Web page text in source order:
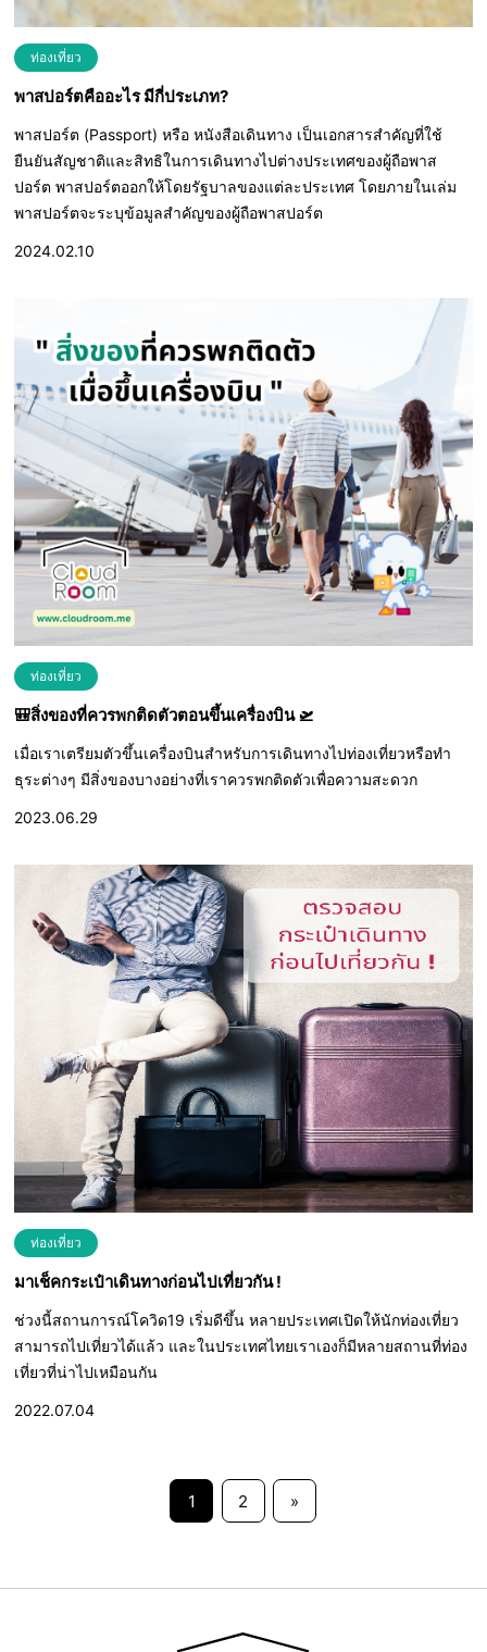
ท่องเที่ยว
พาสปอร์ตคืออะไร มีกี่ประเภท?
พาสปอร์ต (Passport) หรือ หนังสือเดินทาง เป็นเอกสารสำคัญที่ใช้
ยืนยันสัญชาติและสิทธิในการเดินทางไปต่างประเทศของผู้ถือพาส
ปอร์ต พาสปอร์ตออกให้โดยรัฐบาลของแต่ละประเทศ โดยภายในเล่ม
พาสปอร์ตจะระบุข้อมูลสำคัญของผู้ถือพาสปอร์ต
2024.02.10
ท่องเที่ยว
🎒สิ่งของที่ควรพกติดตัวตอนขึ้นเครื่องบิน 🛫
เมื่อเราเตรียมตัวขึ้นเครื่องบินสำหรับการเดินทางไปท่องเที่ยวหรือทำ
ธุระต่างๆ มีสิ่งของบางอย่างที่เราควรพกติดตัวเพื่อความสะดวก
2023.06.29
ท่องเที่ยว
มาเช็คกระเป๋าเดินทางก่อนไปเที่ยวกัน !
ช่วงนี้สถานการณ์โควิด19 เริ่มดีขึ้น หลายประเทศเปิดให้นักท่องเที่ยว
สามารถไปเที่ยวได้แล้ว และในประเทศไทยเราเองก็มีหลายสถานที่ท่อง
เที่ยวที่น่าไปเหมือนกัน
2022.07.04
1 2 »